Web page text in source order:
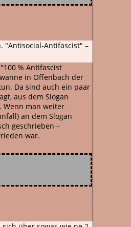
"Antisocial-Antifascist" –
% Antifascist
in Offenbach der
Da sind auch ein paar
aus dem Slogan
Wenn man weiter
an dem Slogan
geschrieben –
war.